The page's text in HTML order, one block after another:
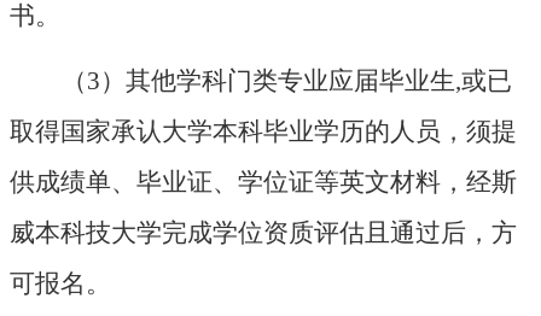
书。
（3）其他学科门类专业应届毕业生,或已
取得国家承认大学本科毕业学历的人员，须提
供成绩单、毕业证、学位证等英文材料，经斯
威本科技大学完成学位资质评估且通过后，方
可报名。